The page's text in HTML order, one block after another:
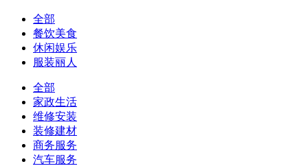
全部
餐饮美食
休闲娱乐
服装丽人
全部
家政生活
维修安装
装修建材
商务服务
汽车服务